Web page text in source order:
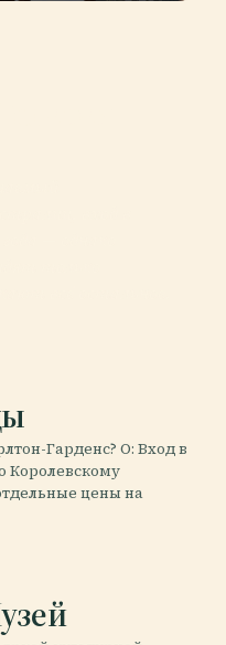
Гарденс? О: Вход в
Королевскому
цены на